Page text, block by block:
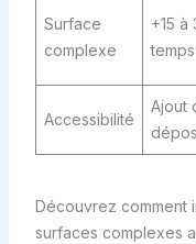
Surface
complexe
+15 à
Accessibilité
Ajout
Découvrez comment
surfaces complexes